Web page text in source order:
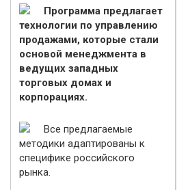
Программа предлагает
технологии по управлению
продажами, которые стали
основой менеджмента в
ведущих западных
торговых домах и
корпорациях.
Все предлагаемые
методики адаптированы к
специфике российского
рынка.